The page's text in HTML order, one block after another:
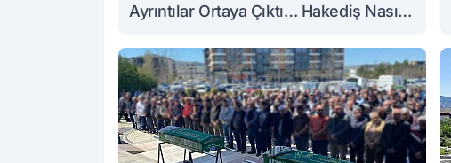
Ayrıntılar Ortaya Çıktı… Hakediş Nasıl